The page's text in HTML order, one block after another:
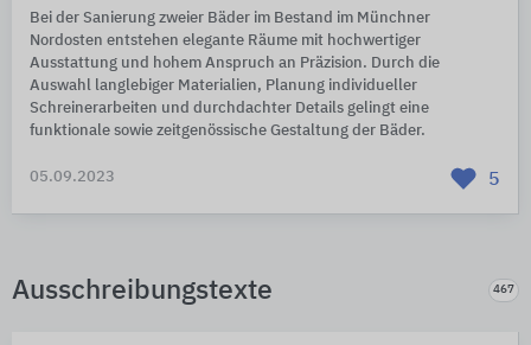
Bei der Sanierung zweier Bäder im Bestand im Münchner
Nordosten entstehen elegante Räume mit hochwertiger
Ausstattung und hohem Anspruch an Präzision. Durch die
Auswahl langlebiger Materialien, Planung individueller
Schreinerarbeiten und durchdachter Details gelingt eine
funktionale sowie zeitgenössische Gestaltung der Bäder.
05.09.2023 5
Ausschreibungstexte 467